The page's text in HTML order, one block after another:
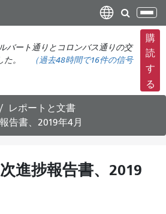
コ
ン
ン
ツ
に
移
ナ
ビ
ゲ
ー
シ
ョ
切
替
バート通りとコロンバス通りの交
。
（過去48時間で16件の信号
購
読
す
る
レポートと文書
告書、2019年4月
進捗報告書、2019